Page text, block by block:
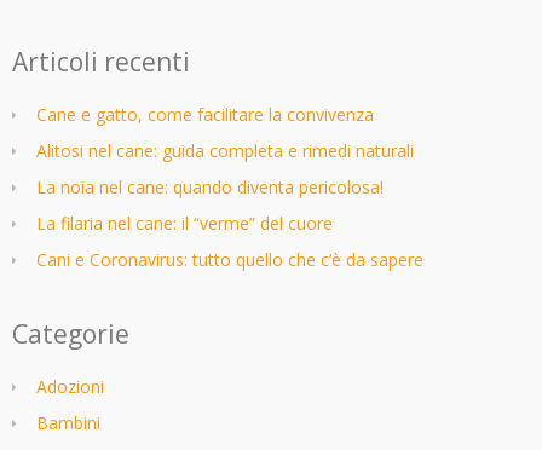
Articoli recenti
Cane e gatto, come facilitare la convivenza
Alitosi nel cane: guida completa e rimedi naturali
La noia nel cane: quando diventa pericolosa!
La filaria nel cane: il “verme” del cuore
Cani e Coronavirus: tutto quello che c’è da sapere
Categorie
Adozioni
Bambini